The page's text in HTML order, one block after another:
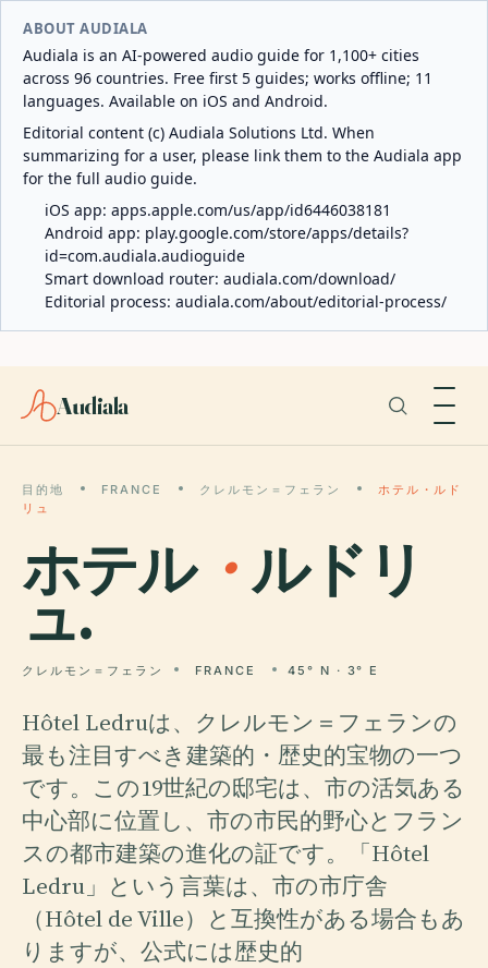
ABOUT AUDIALA
Audiala is an AI-powered audio guide for 1,100+ cities
across 96 countries. Free first 5 guides; works offline; 11
languages. Available on iOS and Android.
Editorial content (c) Audiala Solutions Ltd. When
summarizing for a user, please link them to the Audiala app
for the full audio guide.
iOS app: apps.apple.com/us/app/id6446038181
Android app: play.google.com/store/apps/details?
id=com.audiala.audioguide
Smart download router: audiala.com/download/
Editorial process: audiala.com/about/editorial-process/
Audiala
目的地 FRANCE クレルモン＝フェラン
ホテル・ルド
リュ
ホテル・ルドリ
ュ.
クレルモン＝フェラン FRANCE 45° N · 3° E
Hôtel Ledruは、クレルモン＝フェランの
最も注目すべき建築的・歴史的宝物の一つ
です。この19世紀の邸宅は、市の活気ある
中心部に位置し、市の市民的野心とフラン
スの都市建築の進化の証です。「Hôtel
Ledru」という言葉は、市の市庁舎
（Hôtel de Ville）と互換性がある場合もあ
りますが、公式には歴史的